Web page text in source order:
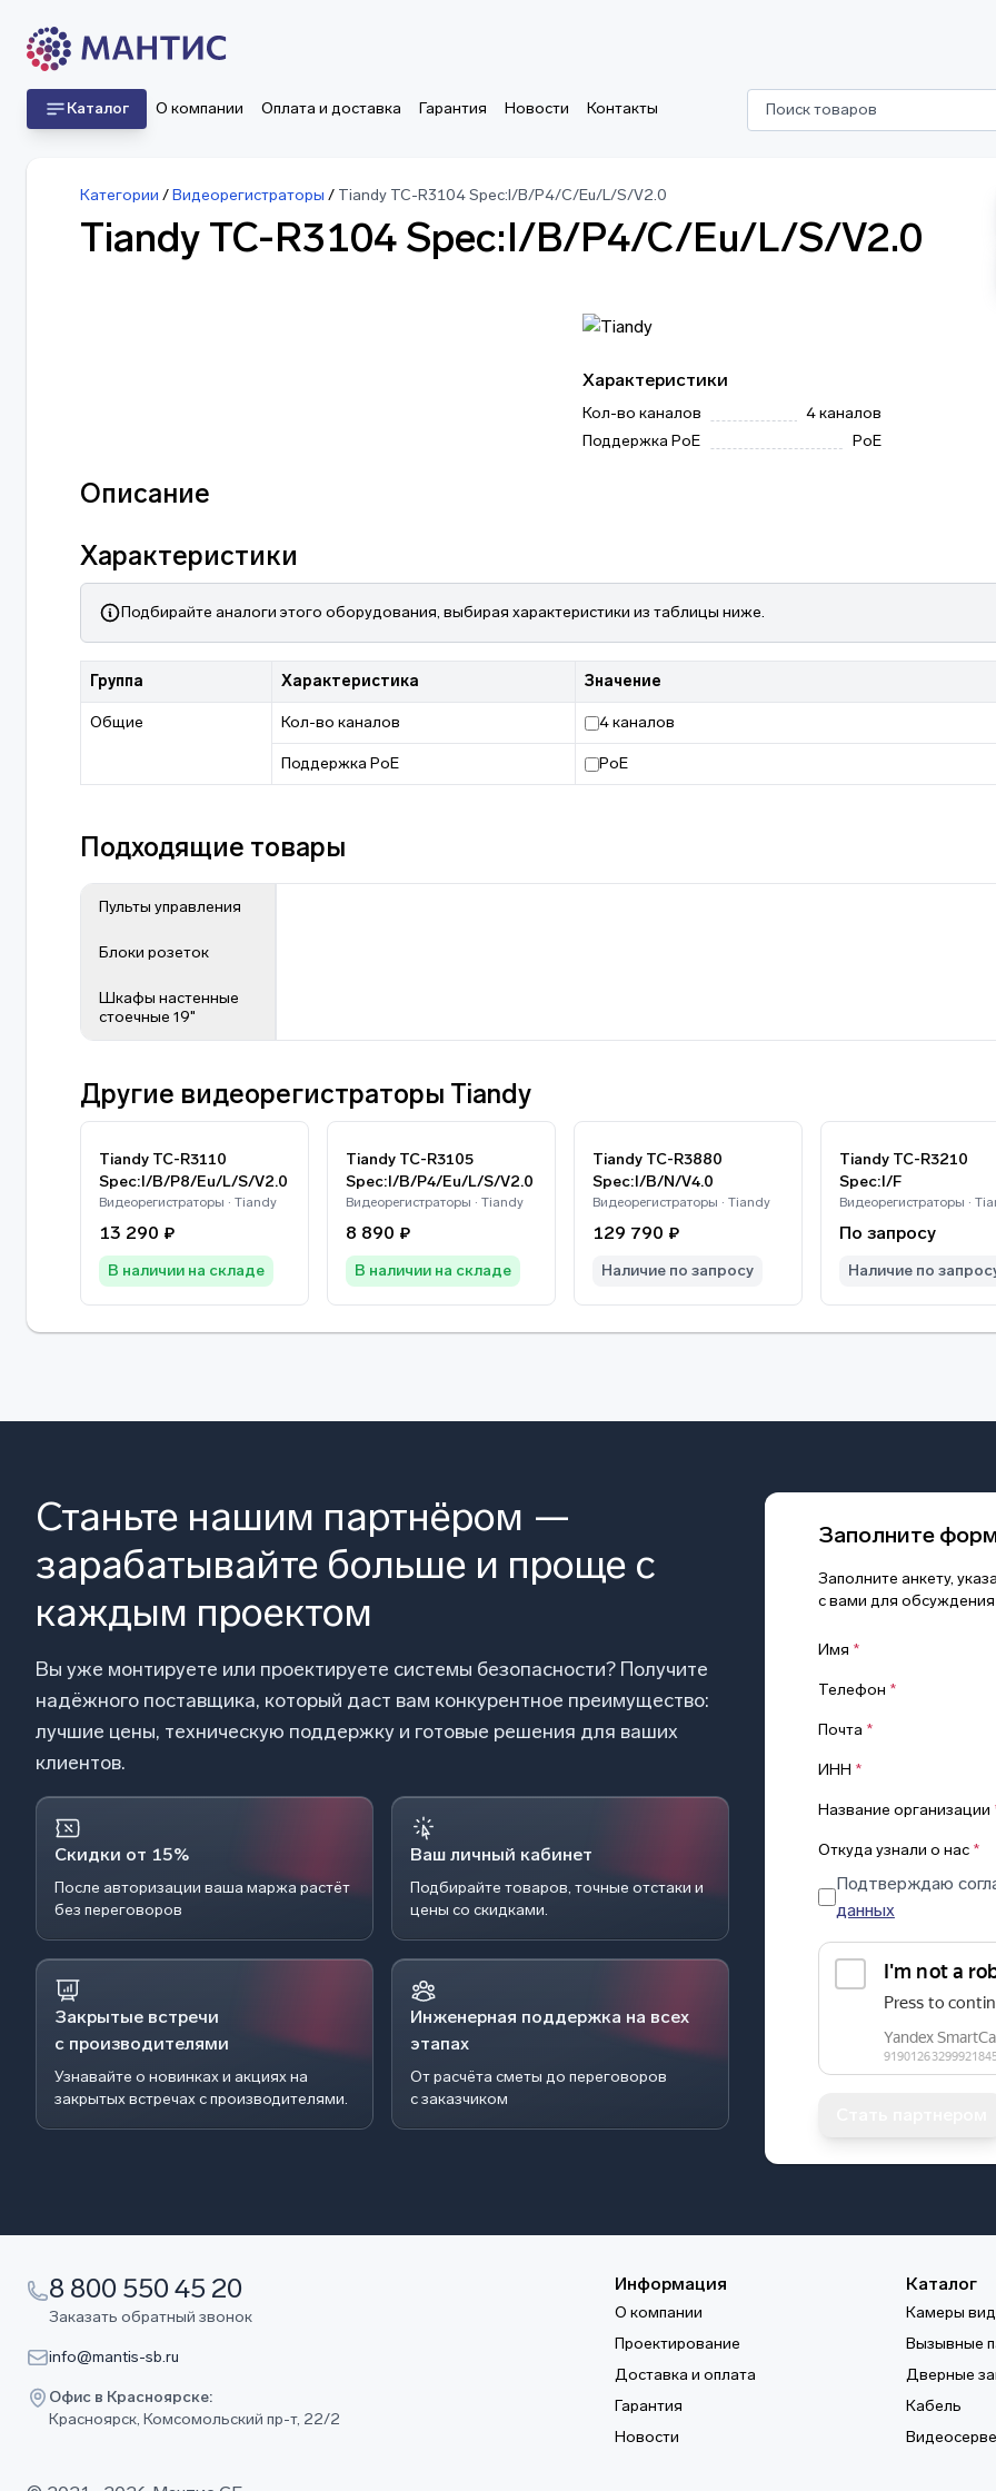
Каталог О компании Оплата и доставка Гарантия Новости Контакты Поиск товаров
Категории /Видеорегистраторы / Tiandy TC-R3104 Spec:I/B/P4/C/Eu/L/S/V2.0
Tiandy TC-R3104 Spec:I/B/P4/C/Eu/L/S/V2.0
Характеристики
Кол-во каналов
4 каналов
Поддержка PoE
PoE
Описание
Характеристики
Подбирайте аналоги этого оборудования, выбирая характеристики из таблицы ниже.
Группа Характеристика Значение
Общие Кол-во каналов 4 каналов
Поддержка PoE PoE
Подходящие товары
Пульты управления
Блоки розеток
Шкафы настенные
стоечные 19"
Другие видеорегистраторы Tiandy
Tiandy TC-R3110
Spec:I/B/P8/Eu/L/S/V2.0
Видеорегистраторы · Tiandy
13 290 ₽
В наличии на складе
Tiandy TC-R3105
Spec:I/B/P4/Eu/L/S/V2.0
Видеорегистраторы · Tiandy
8 890 ₽
В наличии на складе
Tiandy TC-R3880
Spec:I/B/N/V4.0
Видеорегистраторы · Tiandy
129 790 ₽
Наличие по запросу
Tiandy TC-R3210
Spec:I/F
Видеорегистраторы ·
По запросу
Наличие по
Станьте нашим партнёром —
зарабатывайте больше и проще с
каждым проектом
Вы уже монтируете или проектируете системы безопасности? Получите
надёжного поставщика, который даст вам конкурентное преимущество:
лучшие цены, техническую поддержку и готовые решения для ваших
клиентов.
Скидки от 15%
После авторизации ваша маржа растёт
без переговоров
Ваш личный кабинет
Подбирайте товаров, точные отстаки и
цены со скидками.
Закрытые встречи
с производителями
Узнавайте о новинках и акциях на
закрытых встречах с производителями.
Инженерная поддержка на всех
этапах
От расчёта сметы до переговоров
с заказчиком
Заполните
Заполните анкету,
с вами для обсуждения
Имя *
Телефон *
Почта *
ИНН *
Название организации
Откуда узнали о нас *
Подтверждаю
данных
8 800 550 45 20
Заказать обратный звонок
info@mantis-sb.ru
Офис в Красноярске:
Красноярск, Комсомольский пр-т, 22/2
Информация
О компании
Проектирование
Доставка и оплата
Гарантия
Новости
Каталог
Камеры
Вызывные
Дверные
Кабель